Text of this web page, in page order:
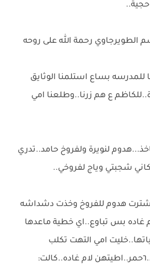
رحمة الله على روحه
للمدرسه بساع استلمنا الوثايق
ع هم زرنا..وطلعنا امي
لنويرة ولفروخ حامد..تدري
شجبتي وياج لفروخي..
هدوم للفروخ وخذت دشداشه
غاده بس تباوع..اي خطية ماعدها
امي التهت تكلب